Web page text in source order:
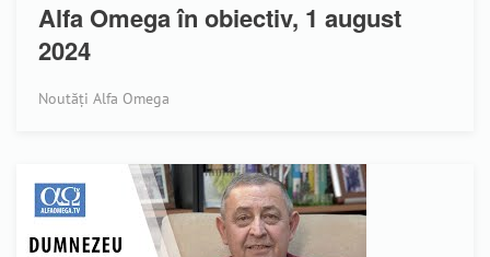
Alfa Omega în obiectiv, 1 august
2024
Noutăți Alfa Omega